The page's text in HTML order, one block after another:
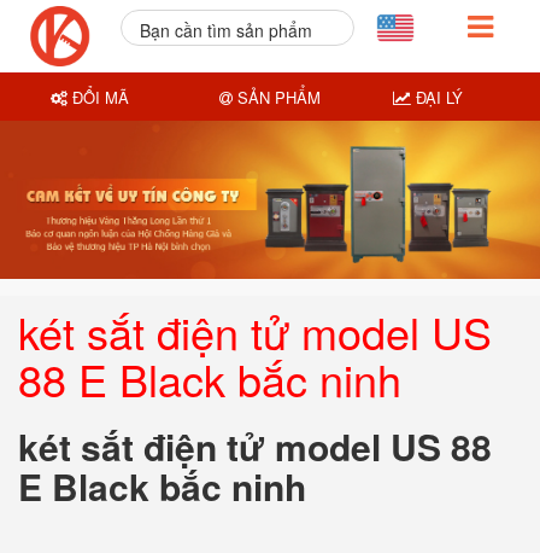
két sắt điện tử model US
88 E Black bắc ninh
két sắt điện tử model US 88
E Black bắc ninh
Bạn cần tìm sản phẩm
ĐỔI MÃ SẢN PHẨM ĐẠI LÝ